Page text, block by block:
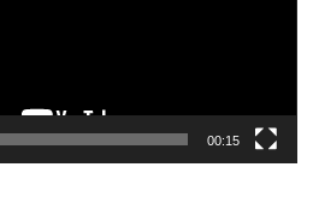
00:15